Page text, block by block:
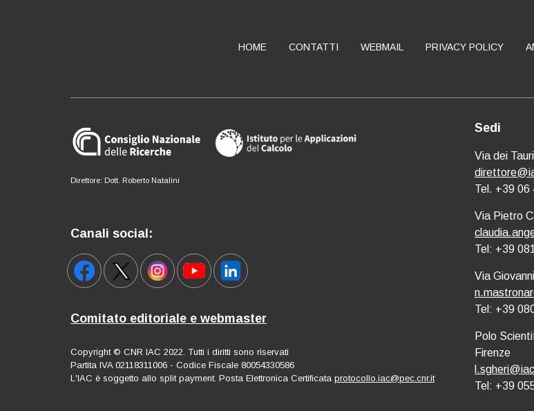
HOME CONTATTI WEBMAIL PRIVACY POLICY
Direttore: Dott. Roberto Natalini
Canali social:
Comitato editoriale e webmaster
Copyright © CNR IAC 2022. Tutti i diritti sono riservati
Partita IVA 02118311006 - Codice Fiscale 80054330586
L'IAC è soggetto allo split payment. Posta Elettronica Certificata protocollo.iac@pec.cnr.it
Sedi
Via dei
Tel. +39 06
Via Pietro
Tel: +39
Via
Tel: +39
Polo
Firenze
Tel: +39